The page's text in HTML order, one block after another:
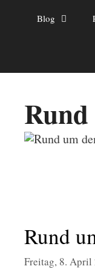
Blog
Rund
Freitag, 8. April